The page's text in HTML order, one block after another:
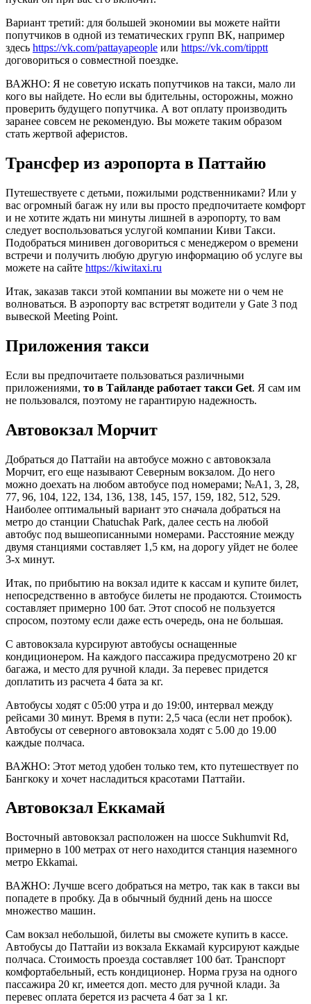
Вариант третий: для большей экономии вы можете найти
попутчиков в одной из тематических групп ВК, например
здесь https://vk.com/pattayapeople или https://vk.com/tipptt
договориться о совместной поездке.
ВАЖНО: Я не советую искать попутчиков на такси, мало ли
кого вы найдете. Но если вы бдительны, осторожны, можно
проверить будущего попутчика. А вот оплату производить
заранее совсем не рекомендую. Вы можете таким образом
стать жертвой аферистов.
Трансфер из аэропорта в Паттайю
Путешествуете с детьми, пожилыми родственниками? Или у
вас огромный багаж ну или вы просто предпочитаете комфорт
и не хотите ждать ни минуты лишней в аэропорту, то вам
следует воспользоваться услугой компании Киви Такси.
Подобраться минивен договориться с менеджером о времени
встречи и получить любую другую информацию об услуге вы
можете на сайте https://kiwitaxi.ru
Итак, заказав такси этой компании вы можете ни о чем не
волноваться. В аэропорту вас встретят водители у Gate 3 под
вывеской Meeting Point.
Приложения такси
Если вы предпочитаете пользоваться различными
приложениями, то в Тайланде работает такси Get. Я сам им
не пользовался, поэтому не гарантирую надежность.
Автовокзал Морчит
Добраться до Паттайи на автобусе можно с автовокзала
Морчит, его еще называют Северным вокзалом. До него
можно доехать на любом автобусе под номерами; №А1, 3, 28,
77, 96, 104, 122, 134, 136, 138, 145, 157, 159, 182, 512, 529.
Наиболее оптимальный вариант это сначала добраться на
метро до станции Chatuchak Park, далее сесть на любой
автобус под вышеописанными номерами. Расстояние между
двумя станциями составляет 1,5 км, на дорогу уйдет не более
3-х минут.
Итак, по прибытию на вокзал идите к кассам и купите билет,
непосредственно в автобусе билеты не продаются. Стоимость
составляет примерно 100 бат. Этот способ не пользуется
спросом, поэтому если даже есть очередь, она не большая.
С автовокзала курсируют автобусы оснащенные
кондиционером. На каждого пассажира предусмотрено 20 кг
багажа, и место для ручной клади. За перевес придется
доплатить из расчета 4 бата за кг.
Автобусы ходят с 05:00 утра и до 19:00, интервал между
рейсами 30 минут. Время в пути: 2,5 часа (если нет пробок).
Автобусы от северного автовокзала ходят с 5.00 до 19.00
каждые полчаса.
ВАЖНО: Этот метод удобен только тем, кто путешествует по
Бангкоку и хочет насладиться красотами Паттайи.
Автовокзал Еккамай
Восточный автовокзал расположен на шоссе Sukhumvit Rd,
примерно в 100 метрах от него находится станция наземного
метро Ekkamai.
ВАЖНО: Лучше всего добраться на метро, так как в такси вы
попадете в пробку. Да в обычный будний день на шоссе
множество машин.
Сам вокзал небольшой, билеты вы сможете купить в кассе.
Автобусы до Паттайи из вокзала Еккамай курсируют каждые
полчаса. Стоимость проезда составляет 100 бат. Транспорт
комфортабельный, есть кондиционер. Норма груза на одного
пассажира 20 кг, имеется доп. место для ручной клади. За
перевес оплата берется из расчета 4 бат за 1 кг.